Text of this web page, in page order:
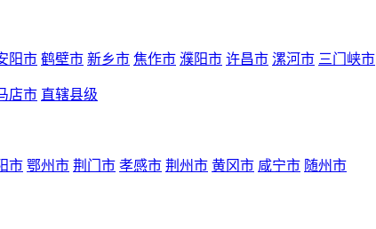
阳市 鹤壁市 新乡市 焦作市 濮阳市 许昌市 漯河市 三门峡市
店市 直辖县级
市 鄂州市 荆门市 孝感市 荆州市 黄冈市 咸宁市 随州市